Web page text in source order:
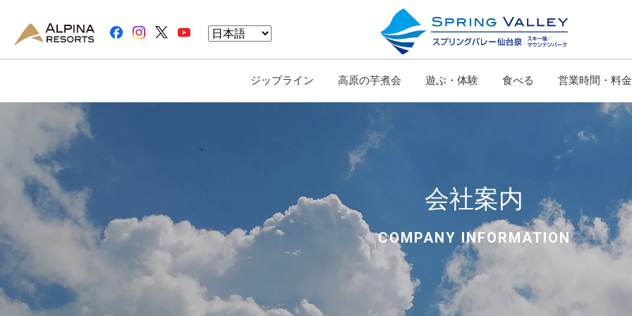
ジップライン 高原の芋煮会 遊ぶ・体験 食べる 営業時間・料金
会社案内
COMPANY INFORMATION